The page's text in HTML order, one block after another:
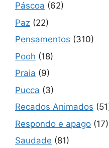
Páscoa (62)
Paz (22)
Pensamentos (310)
Pooh (18)
Praia (9)
Pucca (3)
Recados Animados
Respondo e apago (17)
Saudade (81)